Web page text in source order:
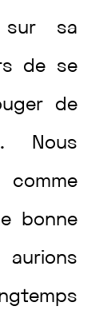
sur sa
de se
de
. Nous
comme
bonne
aurions